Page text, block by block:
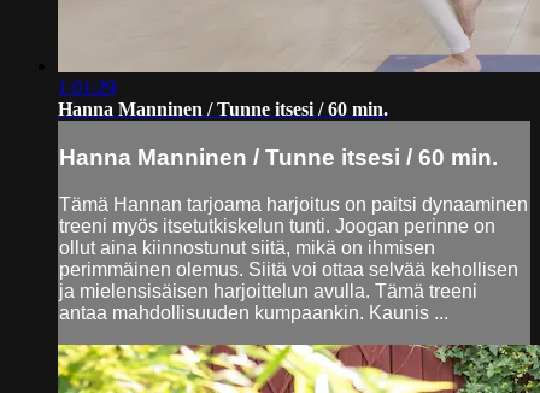
1:01:29
Hanna Manninen / Tunne itsesi / 60 min.
Hanna Manninen / Tunne itsesi / 60 min.
Tämä Hannan tarjoama harjoitus on paitsi dynaaminen
treeni myös itsetutkiskelun tunti. Joogan perinne on
ollut aina kiinnostunut siitä, mikä on ihmisen
perimmäinen olemus. Siitä voi ottaa selvää kehollisen
ja mielensisäisen harjoittelun avulla. Tämä treeni
antaa mahdollisuuden kumpaankin. Kaunis ...